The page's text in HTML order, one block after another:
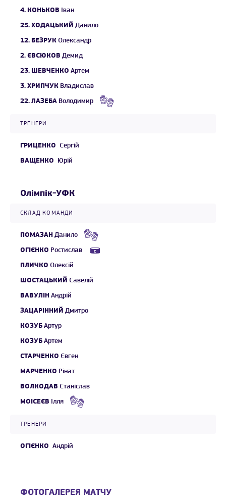
4. КОНЬКОВ Іван
25. ХОДАЦЬКИЙ Данило
12. БЕЗРУК Олександр
2. ЄВСЮКОВ Демид
23. ШЕВЧЕНКО Артем
3. ХРИПЧУК Владислав
22. ЛАЗЕБА Володимир
ТРЕНЕРИ
ГРИЦЕНКО Сергій
ВАЩЕНКО Юрій
Олімпік-УФК
СКЛАД КОМАНДИ
ПОМАЗАН Данило
ОГІЄНКО Ростислав
ПЛИЧКО Олексій
ШОСТАЦЬКИЙ Савелій
ВАВУЛІН Андрій
ЗАЦАРІННИЙ Дмитро
КОЗУБ Артур
КОЗУБ Артем
СТАРЧЕНКО Євген
МАРЧЕНКО Рінат
ВОЛКОДАВ Станіслав
МОІСЕЄВ Ілля
ТРЕНЕРИ
ОГІЄНКО Андрій
ФОТОГАЛЕРЕЯ МАТЧУ